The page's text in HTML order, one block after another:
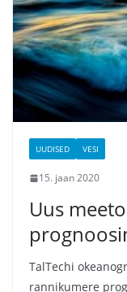
UUDISED VESI
15. jaan 2020
Uus
TalTechi
rannikumere